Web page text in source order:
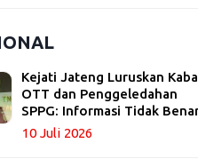
Kejati Jateng Luruskan
OTT dan Penggeledahan
SPPG: Informasi Tidak
10 Juli 2026